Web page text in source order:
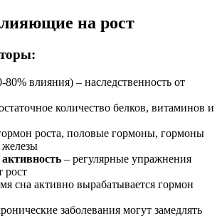
на рост
80% влияния) – наследственность от
количество белков, витаминов и
роста, половые гормоны, гормоны
– регулярные упражнения
рост
сна активно вырабатывается гормон
заболевания могут замедлять